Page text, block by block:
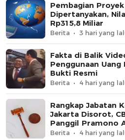
Pembagian
Dipertanyakan,
Rp315,8 Miliar
Berita 3 hari yang
Fakta di Balik
Penggunaan
Bukti Resmi
Berita 4 hari yang
Rangkap Jabatan
Jakarta Disorot,
Panggil Pramono
Berita 4 hari yang